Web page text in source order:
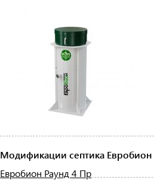
Модификации септика Евробион
Евробион Раунд 4 Пр